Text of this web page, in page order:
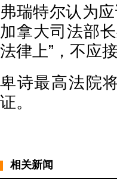
弗瑞特尔认为
加拿大司法部
法律上”，不应
卑诗最高法院
证。
相关新闻